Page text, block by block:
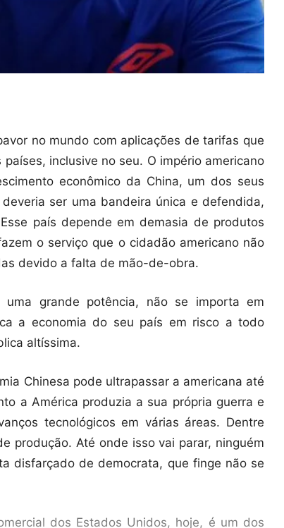
no mundo com aplicações de tarifas que
inclusive no seu. O império americano
econômico da China, um dos seus
ser uma bandeira única e defendida,
país depende em demasia de produtos
o serviço que o cidadão americano não
devido a falta de mão-de-obra.
grande potência, não se importa em
a economia do seu país em risco a todo
altíssima.
Chinesa pode ultrapassar a americana até
a América produzia a sua própria guerra e
tecnológicos em várias áreas. Dentre
produção. Até onde isso vai parar, ninguém
disfarçado de democrata, que finge não se
dos Estados Unidos, hoje, é um dos